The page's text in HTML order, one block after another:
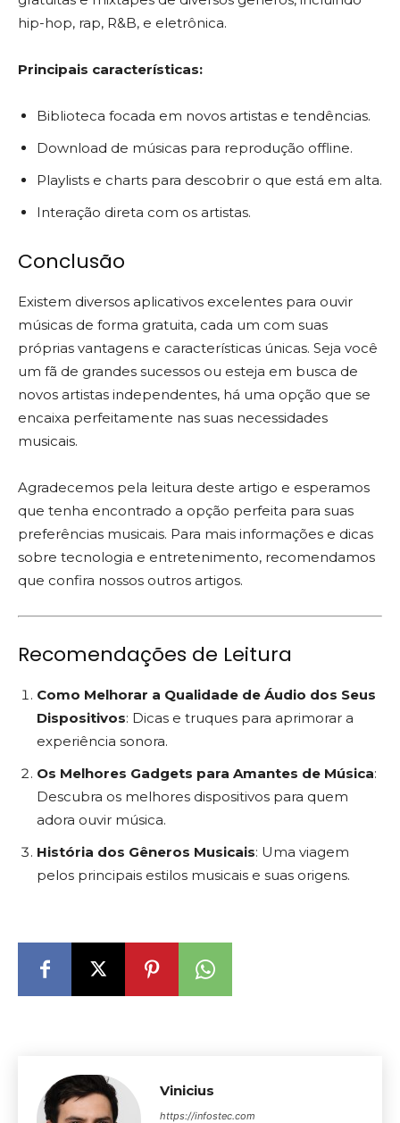
hip-hop, rap, R&B, e eletrônica.
Principais características:
Biblioteca focada em novos artistas e tendências.
Download de músicas para reprodução offline.
Playlists e charts para descobrir o que está em alta.
Interação direta com os artistas.
Conclusão
Existem diversos aplicativos excelentes para ouvir
músicas de forma gratuita, cada um com suas
próprias vantagens e características únicas. Seja você
um fã de grandes sucessos ou esteja em busca de
novos artistas independentes, há uma opção que se
encaixa perfeitamente nas suas necessidades
musicais.
Agradecemos pela leitura deste artigo e esperamos
que tenha encontrado a opção perfeita para suas
preferências musicais. Para mais informações e dicas
sobre tecnologia e entretenimento, recomendamos
que confira nossos outros artigos.
Recomendações de Leitura
Como Melhorar a Qualidade de Áudio dos Seus
Dispositivos: Dicas e truques para aprimorar a
experiência sonora.
Os Melhores Gadgets para Amantes de Música:
Descubra os melhores dispositivos para quem
adora ouvir música.
História dos Gêneros Musicais: Uma viagem
pelos principais estilos musicais e suas origens.
Vinicius
https://infostec.com